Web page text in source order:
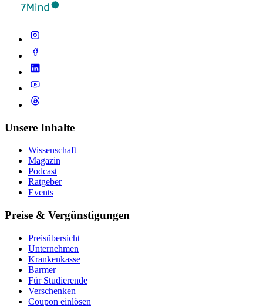
Unsere Inhalte
Wissenschaft
Magazin
Podcast
Ratgeber
Events
Preise & Vergünstigungen
Preisübersicht
Unternehmen
Krankenkasse
Barmer
Für Studierende
Ver­schen­ken
Coupon einlösen